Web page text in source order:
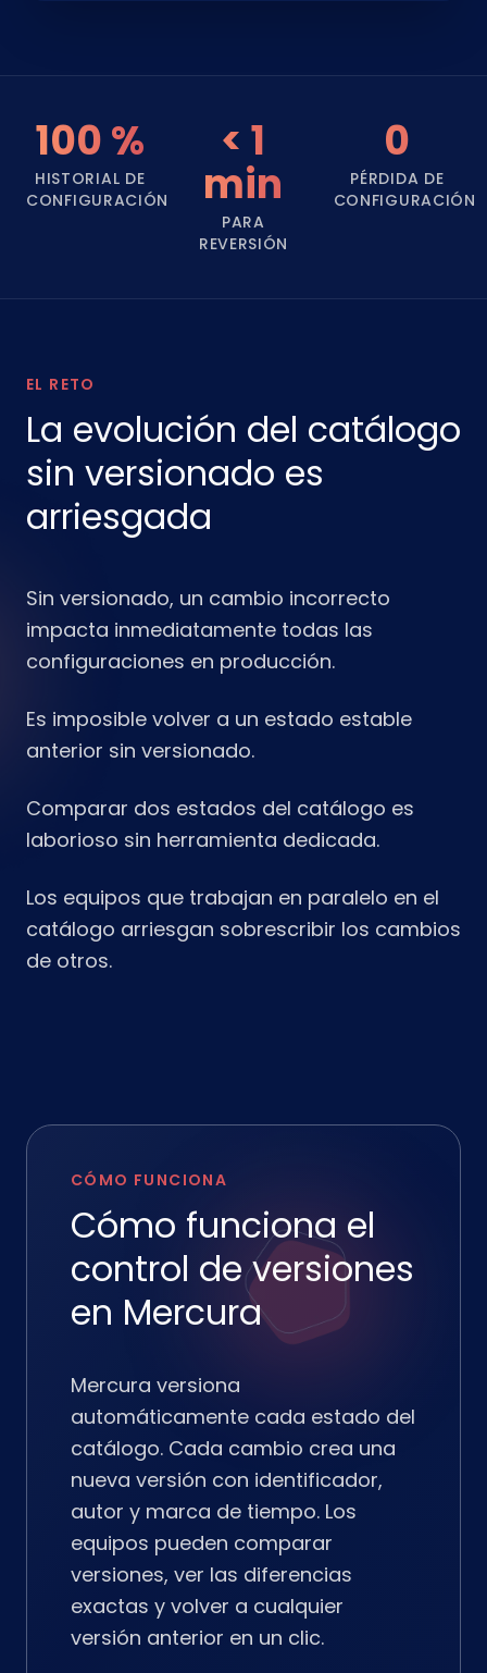
100 %
HISTORIAL DE
CONFIGURACIÓN
< 1
min
PARA
REVERSIÓN
0
PÉRDIDA DE
CONFIGURACIÓN
EL RETO
La evolución del catálogo
sin versionado es
arriesgada
Sin versionado, un cambio incorrecto
impacta inmediatamente todas las
configuraciones en producción.
Es imposible volver a un estado estable
anterior sin versionado.
Comparar dos estados del catálogo es
laborioso sin herramienta dedicada.
Los equipos que trabajan en paralelo en el
catálogo arriesgan sobrescribir los cambios
de otros.
CÓMO FUNCIONA
Cómo funciona el
control de versiones
en Mercura
Mercura versiona
automáticamente cada estado del
catálogo. Cada cambio crea una
nueva versión con identificador,
autor y marca de tiempo. Los
equipos pueden comparar
versiones, ver las diferencias
exactas y volver a cualquier
versión anterior en un clic.